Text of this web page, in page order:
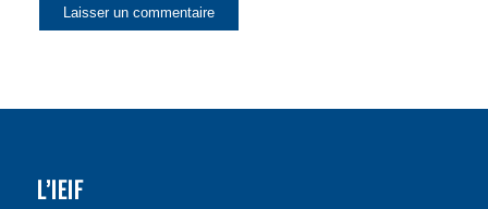
L’IEIF